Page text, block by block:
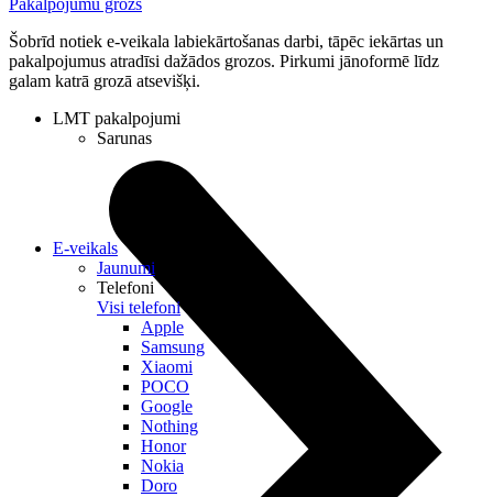
Šobrīd notiek e-veikala labiekārtošanas darbi, tāpēc iekārtas un
pakalpojumus atradīsi dažādos grozos. Pirkumi jānoformē līdz
galam katrā grozā atsevišķi.
LMT pakalpojumi
Sarunas
E-veikals
Jaunumi
Telefoni
Visi telefoni
Apple
Samsung
Xiaomi
POCO
Google
Nothing
Honor
Nokia
Doro